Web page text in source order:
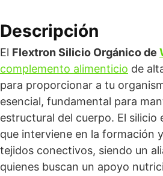
Descripción
El Flextron Silicio Orgánico de
complemento alimenticio de
para proporcionar a tu
esencial, fundamental para
estructural del cuerpo. El silicio
que interviene en la formación
tejidos conectivos, siendo un
quienes buscan un apoyo